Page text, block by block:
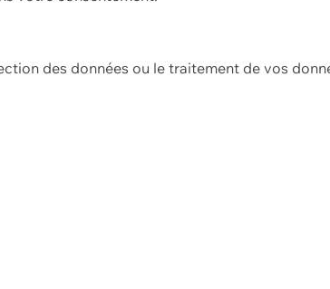
des données ou le traitement de vos